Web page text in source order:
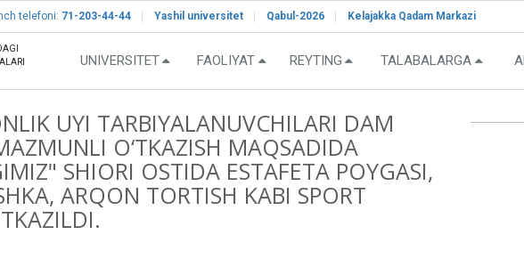
telefoni: 71-203-44-44 Yashil universitet Qabul-2026 Kelajakka Qadam Markazi
UNIVERSITET FAOLIYAT REYTING TALABALARGA
UYI TARBIYALANUVCHILARI DAM
O‘TKAZISH MAQSADIDA
SHIORI OSTIDA ESTAFETA POYGASI,
ARQON TORTISH KABI SPORT